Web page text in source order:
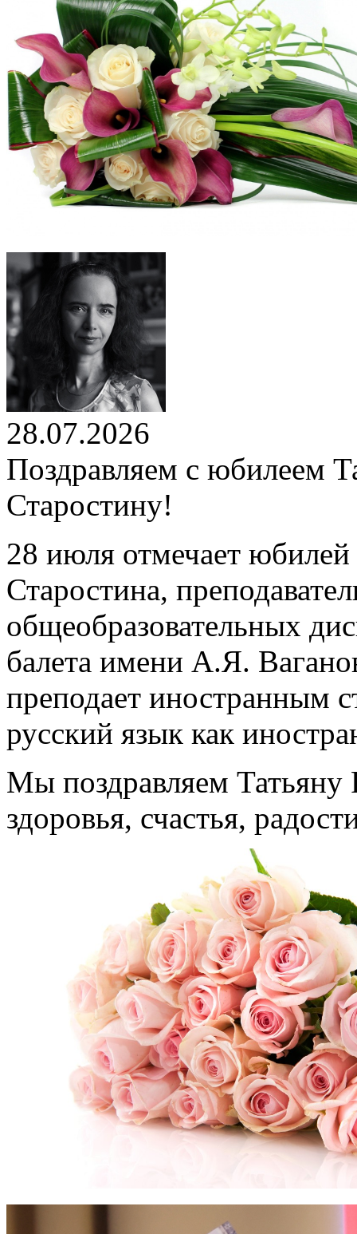
28.07.2026
Поздравляем с юбилеем
Старостину!
28 июля отмечает
Старостина,
общеобразовательных
балета имени А.Я.
преподает иностранным
русский язык как
Мы поздравляем
здоровья, счастья,